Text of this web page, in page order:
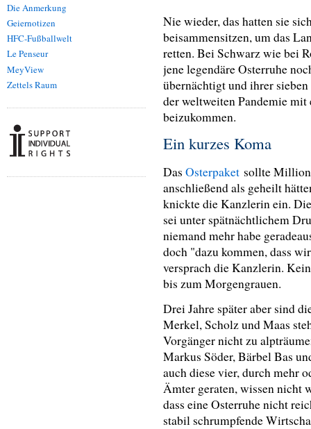
Die Anmerkung
Geiernotizen
HFC-Fußballwelt
Le Penseur
MeyView
Zettels Raum
Nie wieder, das hatten sie
beisammensitzen, um das
retten. Bei Schwarz wie bei
jene legendäre Osterruhe
übernächtigt und ihrer
der weltweiten Pandemie
beizukommen.
Ein kurzes Koma
Das Osterpaket sollte
anschließend als geheilt
knickte die Kanzlerin ein.
sei unter spätnächtlichem
niemand mehr habe
doch "dazu kommen, dass
versprach die Kanzlerin.
bis zum Morgengrauen.
Drei Jahre später aber sind
Merkel, Scholz und Maas
Vorgänger nicht zu
Markus Söder, Bärbel Bas
auch diese vier, durch mehr
Ämter geraten, wissen nicht
dass eine Osterruhe nicht
stabil schrumpfende